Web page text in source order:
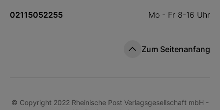
02115052255 Mo - Fr 8-16 Uhr
Zum Seitenanfang
© Copyright 2022 Rheinische Post Verlagsgesellschaft mbH -